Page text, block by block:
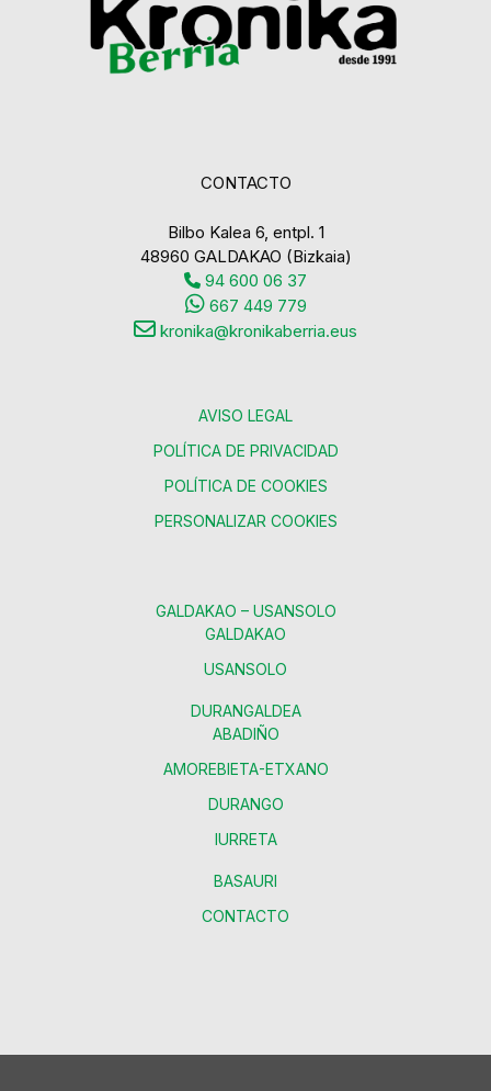
CONTACTO
Bilbo Kalea 6, entpl. 1
48960 GALDAKAO (Bizkaia)
94 600 06 37
667 449 779
kronika@kronikaberria.eus
AVISO LEGAL
POLÍTICA DE PRIVACIDAD
POLÍTICA DE COOKIES
PERSONALIZAR COOKIES
GALDAKAO – USANSOLO
GALDAKAO
USANSOLO
DURANGALDEA
ABADIÑO
AMOREBIETA-ETXANO
DURANGO
IURRETA
BASAURI
CONTACTO